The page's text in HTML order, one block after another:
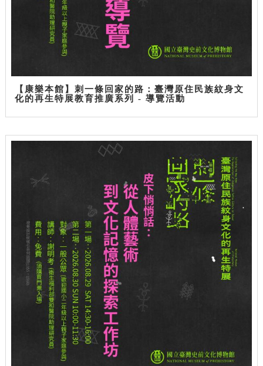
【康樂本館】刺一條回家的路：臺灣原住民族紋身文
化的再生特展教育推廣系列 - 導覽活動